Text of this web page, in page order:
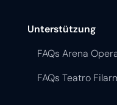
Unterstützung
FAQs Arena
FAQs Teatro